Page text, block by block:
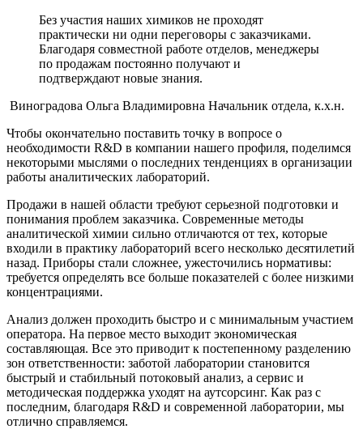
Без участия наших химиков не проходят
практически ни одни переговоры с заказчиками.
Благодаря совместной работе отделов, менеджеры
по продажам постоянно получают и
подтверждают новые знания.
Виноградова Ольга Владимировна Начальник отдела, к.х.н.
Чтобы окончательно поставить точку в вопросе о
необходимости R&D в компании нашего профиля, поделимся
некоторыми мыслями о последних тенденциях в организации
работы аналитических лабораторий.
Продажи в нашей области требуют серьезной подготовки и
понимания проблем заказчика. Современные методы
аналитической химии сильно отличаются от тех, которые
входили в практику лабораторий всего несколько десятилетий
назад. Приборы стали сложнее, ужесточились нормативы:
требуется определять все больше показателей с более низкими
концентрациями.
Анализ должен проходить быстро и с минимальным участием
оператора. На первое место выходит экономическая
составляющая. Все это приводит к постепенному разделению
зон ответственности: заботой лаборатории становится
быстрый и стабильный потоковый анализ, а сервис и
методическая поддержка уходят на аутсорсинг. Как раз с
последним, благодаря R&D и современной лаборатории, мы
отлично справляемся.